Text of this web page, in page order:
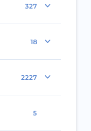
327
18
2227
5